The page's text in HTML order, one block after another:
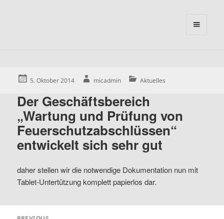
Posted
5. Oktober 2014 Author
micadmin Categories
Aktuelles
Der Geschäftsbereich
„Wartung und Prüfung von
Feuerschutzabschlüssen“
entwickelt sich sehr gut
daher stellen wir die notwendige Dokumentation nun mit
Tablet-Untertützung komplett papierlos dar.